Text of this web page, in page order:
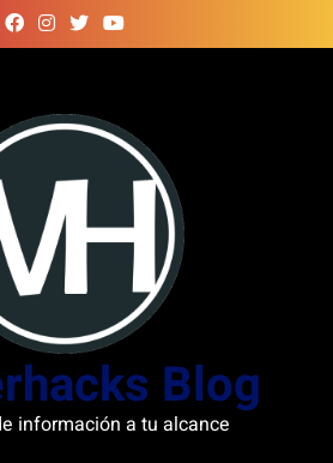
Blog
información a tu alcance